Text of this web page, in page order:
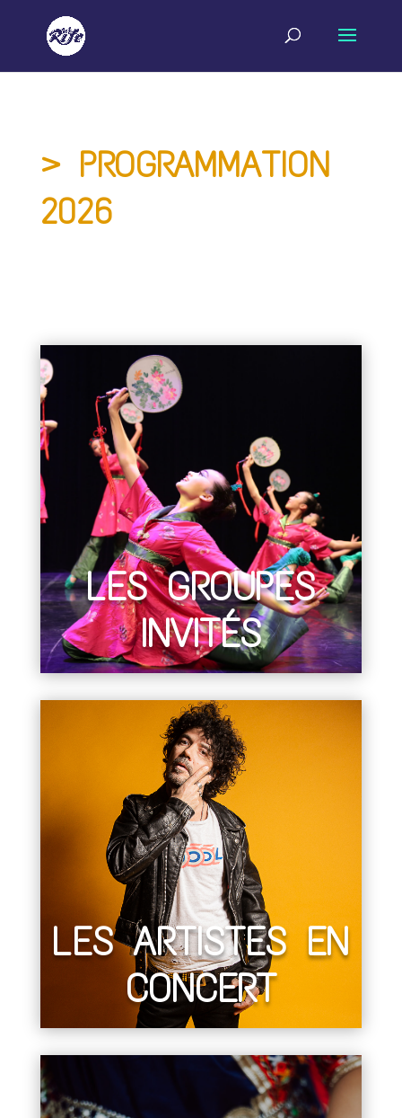
> PROGRAMMATION
2026
LES GROUPES
INVITÉS
LES ARTISTES EN
CONCERT